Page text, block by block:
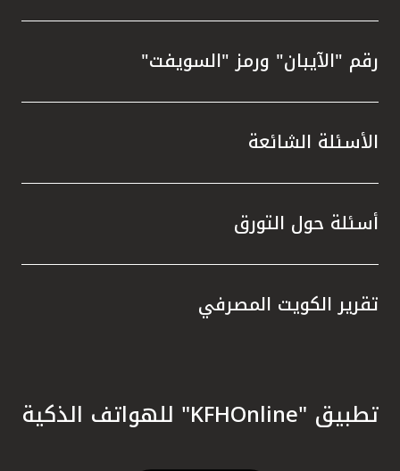
رقم "الآيبان" ورمز "السويفت"
الأسئلة الشائعة
أسئلة حول التورق
تقرير الكويت المصرفي
تطبيق "KFHOnline" للهواتف الذكية